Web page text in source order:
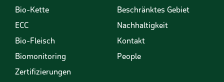
Bio-Kette
ECC
Bio-Fleisch
Biomonitoring
Zertifizierungen
Beschränktes Gebiet
Nachhaltigkeit
Kontakt
People